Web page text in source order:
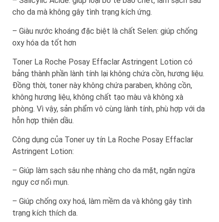
cho da mà không gây tình trạng kích ứng.
– Giàu nước khoáng đặc biệt là chất Selen: giúp chống
oxy hóa da tốt hơn
Toner La Roche Posay Effaclar Astringent Lotion có
bảng thành phần lành tính lại không chứa cồn, hương liệu.
Đồng thời, toner này không chứa paraben, không cồn,
không hương liệu, không chất tạo màu và không xà
phòng. Vì vậy, sản phẩm vô cùng lành tính, phù hợp với da
hỗn hợp thiên dầu.
Công dụng của Toner uy tín La Roche Posay Effaclar
Astringent Lotion:
– Giúp làm sạch sâu nhẹ nhàng cho da mặt, ngăn ngừa
nguy cơ nổi mụn.
– Giúp chống oxy hoá, làm mềm da và không gây tình
trạng kích thích da.